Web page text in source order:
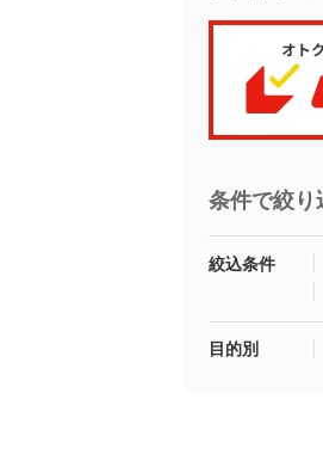
条件で絞り
絞込条件
目的別